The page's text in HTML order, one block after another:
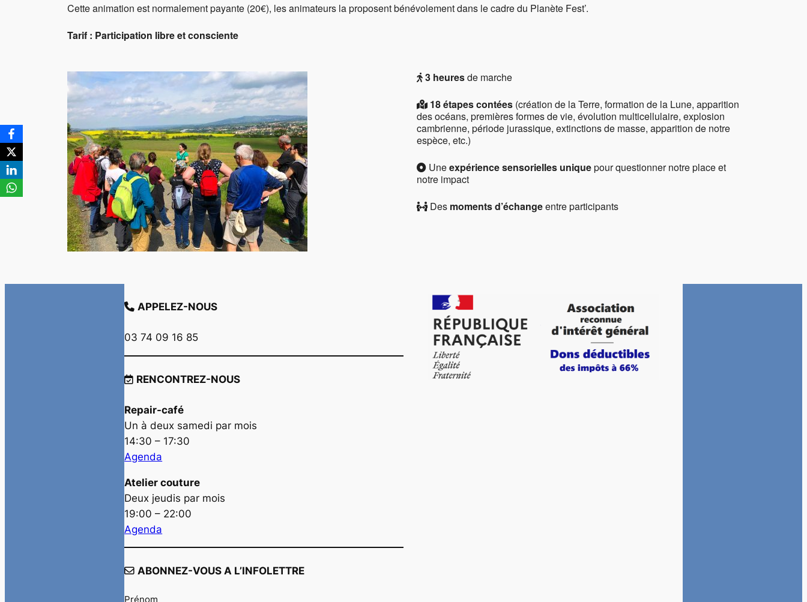
Cette animation est normalement payante (20€), les animateurs la proposent bénévolement dans le cadre du Planète Fest’.
Tarif : Participation libre et consciente
3 heuresde marche
18 étapes contées (création de la Terre, formation de la Lune, apparition
des océans, premières formes de vie, évolution multicellulaire, explosion
cambrienne, période jurassique, extinctions de masse, apparition de notre
espèce, etc.)
Uneexpérience sensorielles uniquepour questionner notre place et
notre impact
Des moments d’échangeentre participants
APPELEZ-NOUS
03 74 09 16 85
RENCONTREZ-NOUS
Repair-café
Un à deux samedi par mois
14:30 – 17:30
Agenda
Atelier couture
Deux jeudis par mois
19:00 – 22:00
Agenda
ABONNEZ-VOUS A L’INFOLETTRE
Prénom